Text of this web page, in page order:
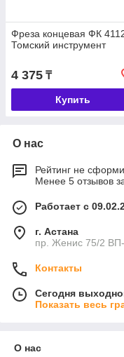
Фреза концевая ФК
Томский инструмент
4 375 ₸
Купить
О нас
Рейтинг не
Менее 5 отзывов
Работает с
г. Астана
пр. Женис 75/2 ВП-
Контакты
Сегодня
Показать весь
О нас